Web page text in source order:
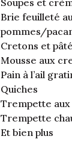
Soupes et
Brie feuilleté
pommes/
Cretons et
Mousse aux
Pain à l’ail
Quiches
Trempette aux
Trempette
Et bien plus